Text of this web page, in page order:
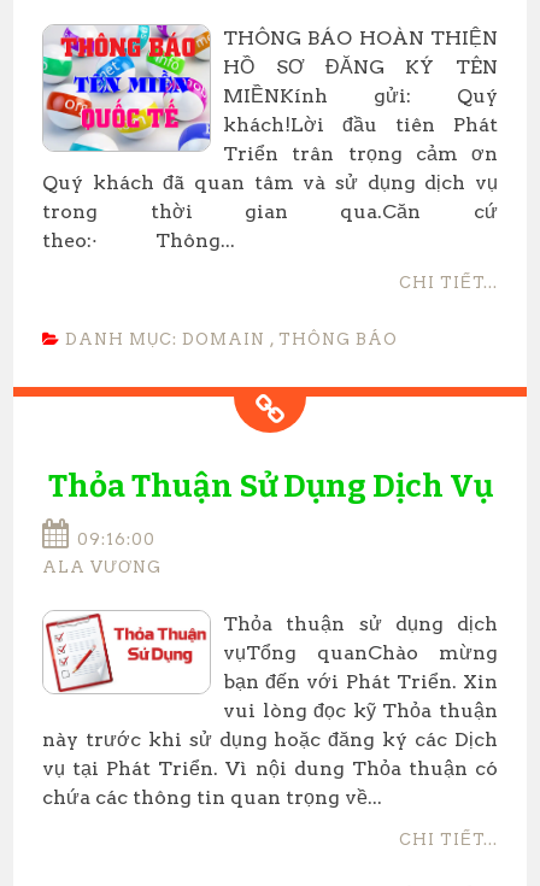
THÔNG BÁO HOÀN THIỆN
HỒ SƠ ĐĂNG KÝ TÊN
MIỀNKính gửi: Quý
khách!Lời đầu tiên Phát
Triển trân trọng cảm ơn
Quý khách đã quan tâm và sử dụng dịch vụ
trong thời gian qua.Căn cứ
theo:· Thông...
CHI TIẾT...
DANH MỤC: DOMAIN , THÔNG BÁO
Thỏa Thuận Sử Dụng Dịch Vụ
09:16:00
ALA VƯƠNG
Thỏa thuận sử dụng dịch
vụTổng quanChào mừng
bạn đến với Phát Triển. Xin
vui lòng đọc kỹ Thỏa thuận
này trước khi sử dụng hoặc đăng ký các Dịch
vụ tại Phát Triển. Vì nội dung Thỏa thuận có
chứa các thông tin quan trọng về...
CHI TIẾT...